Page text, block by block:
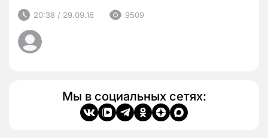
20:38 / 29.09.16 9509
Мы в социальных сетях: